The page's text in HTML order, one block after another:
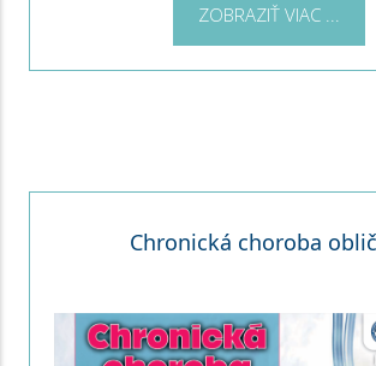
ZOBRAZIŤ VIAC ...
Chronická choroba